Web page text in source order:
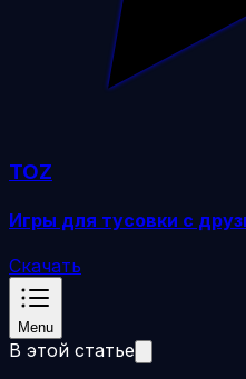
TOZ
Игры для тусовки с
Скачать
Menu
В этой статье